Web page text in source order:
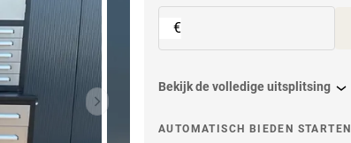
Volgend item
€
Bekijk de volledige uitsplitsing
AUTOMATISCH BIEDEN STARTEN